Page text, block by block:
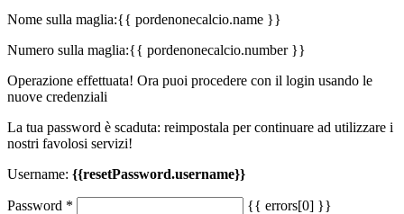
Nome sulla maglia:{{ pordenonecalcio.name }}
Numero sulla maglia:{{ pordenonecalcio.number }}
Operazione effettuata! Ora puoi procedere con il login usando le
nuove credenziali
La tua password è scaduta: reimpostala per continuare ad utilizzare i
nostri favolosi servizi!
Username: {{resetPassword.username}}
Password *
{{ errors[0] }}